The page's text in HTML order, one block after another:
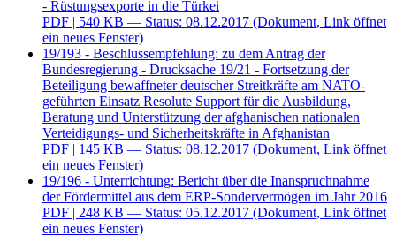
- Rüstungsexporte in die Türkei
PDF | 540 KB — Status: 08.12.2017 (Dokument, Link öffnet
ein neues Fenster)
19/193 - Beschlussempfehlung: zu dem Antrag der
Bundesregierung - Drucksache 19/21 - Fortsetzung der
Beteiligung bewaffneter deutscher Streitkräfte am NATO-
geführten Einsatz Resolute Support für die Ausbildung,
Beratung und Unterstützung der afghanischen nationalen
Verteidigungs- und Sicherheitskräfte in Afghanistan
PDF | 145 KB — Status: 08.12.2017 (Dokument, Link öffnet
ein neues Fenster)
19/196 - Unterrichtung: Bericht über die Inanspruchnahme
der Fördermittel aus dem ERP-Sondervermögen im Jahr 2016
PDF | 248 KB — Status: 05.12.2017 (Dokument, Link öffnet
ein neues Fenster)